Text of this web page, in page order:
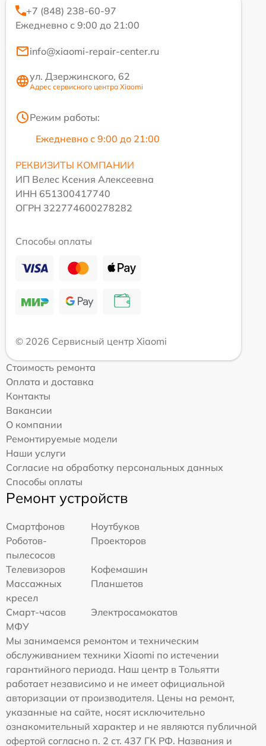
+7 (848) 238-60-97
Ежедневно с 9:00 до 21:00
info@xiaomi-repair-center.ru
ул. Дзержинского, 62
Адрес сервисного центра Xiaomi
Режим работы:
Ежедневно с 9:00 до 21:00
РЕКВИЗИТЫ КОМПАНИИ
ИП Велес Ксения Алексеевна
ИНН 651300417740
ОГРН 322774600278282
Способы оплаты
© 2026 Сервисный центр Xiaomi
Стоимость ремонта
Оплата и доставка
Контакты
Вакансии
О компании
Ремонтируемые модели
Наши услуги
Согласие на обработку персональных данных
Способы оплаты
Ремонт устройств
Смартфонов
Ноутбуков
Роботов-
пылесосов
Проекторов
Телевизоров
Кофемашин
Массажных
кресел
Планшетов
Смарт-часов
Электросамокатов
МФУ
Мы занимаемся ремонтом и техническим
обслуживанием техники Xiaomi по истечении
гарантийного периода. Наш центр в Тольятти
работает независимо и не имеет официальной
авторизации от производителя. Цены на ремонт,
указанные на сайте, носят исключительно
ознакомительный характер и не являются публичной
офертой согласно п. 2 ст. 437 ГК РФ. Названия и